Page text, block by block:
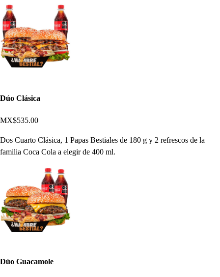
Dúo Clásica
MX$535.00
Dos Cuarto Clásica, 1 Papas Bestiales de 180 g y 2 refrescos de la
familia Coca Cola a elegir de 400 ml.
Dúo Guacamole